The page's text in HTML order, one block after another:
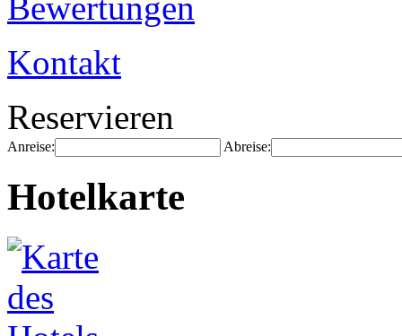
Kontakt
Reservieren
Anreise: Abreise:
Hotelkarte